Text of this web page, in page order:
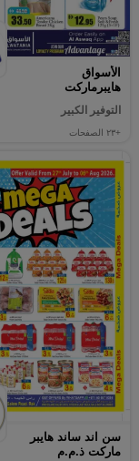
الأسواق
هايبرماركت
التوفير الكبير
+٢٣ الصفحات
سن اند ساند هايبر
ماركت ذ.م.م